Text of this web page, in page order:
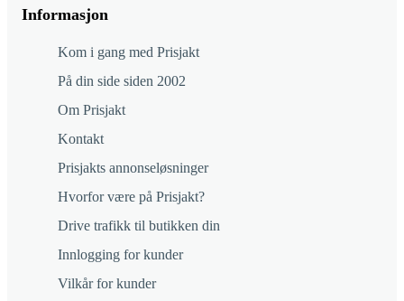
Informasjon
Kom i gang med Prisjakt
På din side siden 2002
Om Prisjakt
Kontakt
Prisjakts annonseløsninger
Hvorfor være på Prisjakt?
Drive trafikk til butikken din
Innlogging for kunder
Vilkår for kunder